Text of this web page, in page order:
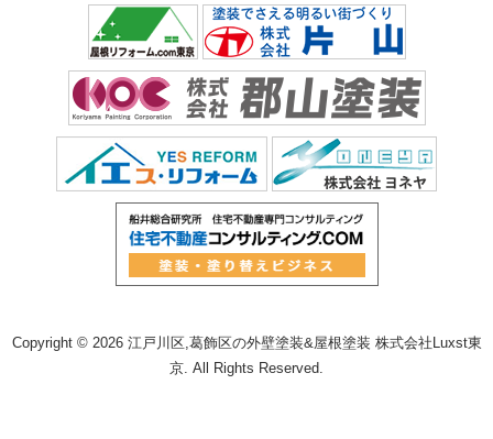
Copyright © 2026 江戸川区,葛飾区の外壁塗装&屋根塗装 株式会社Luxst東
京. All Rights Reserved.